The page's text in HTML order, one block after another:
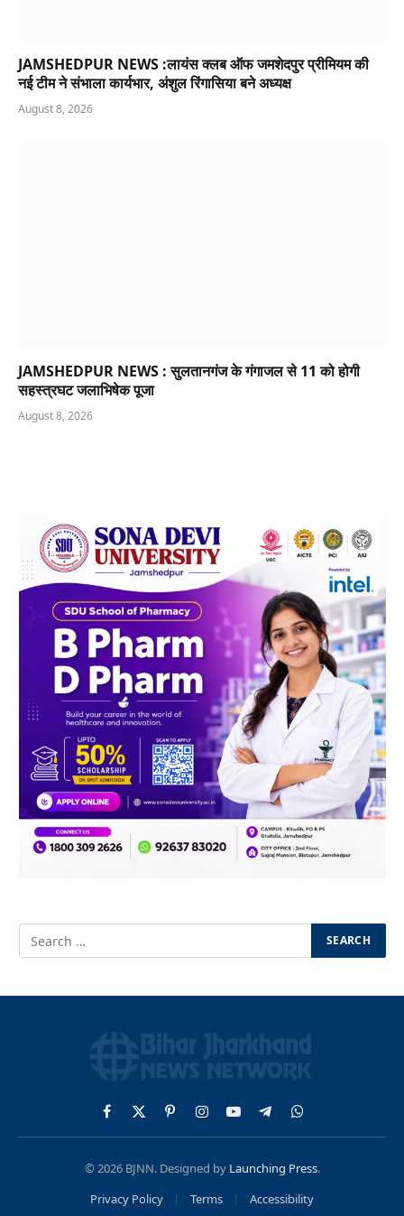
JAMSHEDPUR NEWS :लायंस क्लब ऑफ जमशेदपुर प्रीमियम की
नई टीम ने संभाला कार्यभार, अंशुल रिंगासिया बने अध्यक्ष
August 8, 2026
JAMSHEDPUR NEWS : सुलतानगंज के गंगाजल से 11 को होगी
सहस्त्रघट जलाभिषेक पूजा
August 8, 2026
Facebook
X
(Twitter)
PinterestInstagram
YouTubeTelegramWhatsApp
© 2026 BJNN. Designed by Launching Press.
Privacy Policy
Terms Accessibility